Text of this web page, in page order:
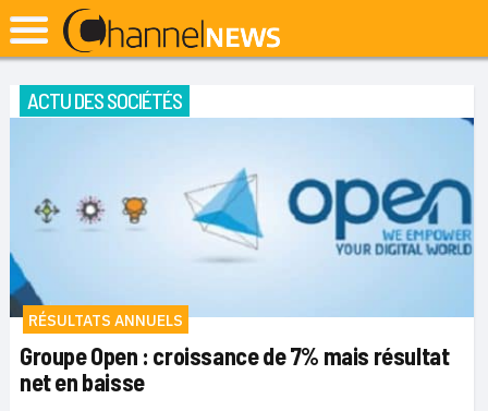
ACTU DES SOCIÉTÉS
RÉSULTATS ANNUELS
Groupe Open : croissance de 7% mais résultat
net en baisse